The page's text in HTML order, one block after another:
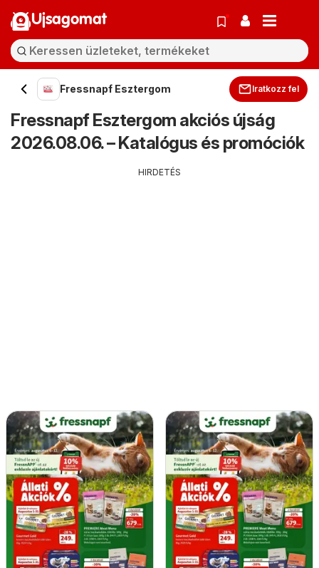
Ujsagomat
Fressnapf Esztergom Iratkozz fel
Fressnapf Esztergom akciós újság
2026.08.06. – Katalógus és promóciók
HIRDETÉS